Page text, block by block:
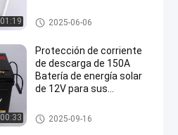
111 Las
opiniones
Ahora
Compartir
01:19 Batería de poliéster de litio
2025-06-06
00:33
Protección de corriente
de descarga de 150A
Batería de energía solar
de 12V para sus
personalizados
batería del fosfato del hierro d
el litio 12v
2025-09-16